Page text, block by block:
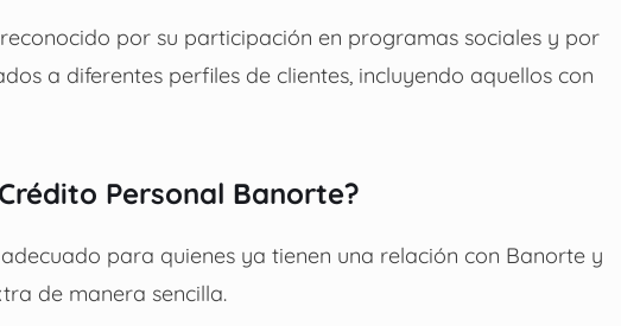
por su participación en programas sociales y por
a diferentes perfiles de clientes, incluyendo aquellos con
Personal Banorte?
para quienes ya tienen una relación con Banorte y
de manera sencilla.